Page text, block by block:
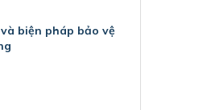
biện pháp bảo vệ